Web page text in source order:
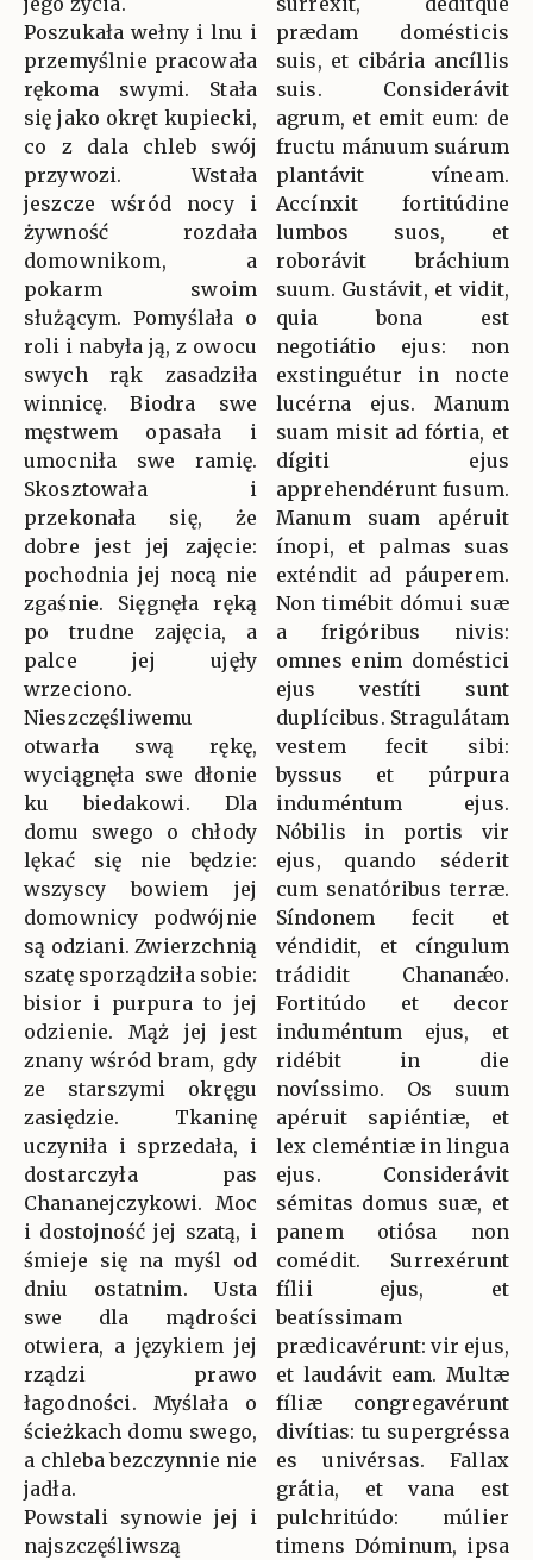
Poszukała wełny i lnu i
przemyślnie pracowała
rękoma swymi. Stała
się jako okręt kupiecki,
co z dala chleb swój
przywozi. Wstała
jeszcze wśród nocy i
żywność rozdała
domownikom, a
pokarm swoim
służącym. Pomyślała o
roli i nabyła ją, z owocu
swych rąk zasadziła
winnicę. Biodra swe
męstwem opasała i
umocniła swe ramię.
Skosztowała i
przekonała się, że
dobre jest jej zajęcie:
pochodnia jej nocą nie
zgaśnie. Sięgnęła ręką
po trudne zajęcia, a
palce jej ujęły
wrzeciono.
Nieszczęśliwemu
otwarła swą rękę,
wyciągnęła swe dłonie
ku biedakowi. Dla
domu swego o chłody
lękać się nie będzie:
wszyscy bowiem jej
domownicy podwójnie
są odziani. Zwierzchnią
szatę sporządziła sobie:
bisior i purpura to jej
odzienie. Mąż jej jest
znany wśród bram, gdy
ze starszymi okręgu
zasiędzie. Tkaninę
uczyniła i sprzedała, i
dostarczyła pas
Chananejczykowi. Moc
i dostojność jej szatą, i
śmieje się na myśl od
dniu ostatnim. Usta
swe dla mądrości
otwiera, a językiem jej
rządzi prawo
łagodności. Myślała o
ścieżkach domu swego,
a chleba bezczynnie nie
jadła.
Powstali synowie jej i
najszczęśliwszą
prædam domésticis
suis, et cibária ancíllis
suis. Considerávit
agrum, et emit eum: de
fructu mánuum suárum
plantávit víneam.
Accínxit fortitúdine
lumbos suos, et
roborávit bráchium
suum. Gustávit, et vidit,
quia bona est
negotiátio ejus: non
exstinguétur in nocte
lucérna ejus. Manum
suam misit ad fórtia, et
dígiti ejus
apprehendérunt fusum.
Manum suam apéruit
ínopi, et palmas suas
exténdit ad páuperem.
Non timébit dómui suæ
a frigóribus nivis:
omnes enim doméstici
ejus vestíti sunt
duplícibus. Stragulátam
vestem fecit sibi:
byssus et púrpura
induméntum ejus.
Nóbilis in portis vir
ejus, quando séderit
cum senatóribus terræ.
Síndonem fecit et
véndidit, et cíngulum
trádidit Chananǽo.
Fortitúdo et decor
induméntum ejus, et
ridébit in die
novíssimo. Os suum
apéruit sapiéntiæ, et
lex cleméntiæ in lingua
ejus. Considerávit
sémitas domus suæ, et
panem otiósa non
comédit. Surrexérunt
fílii ejus, et
beatíssimam
prædicavérunt: vir ejus,
et laudávit eam. Multæ
fíliæ congregavérunt
divítias: tu supergréssa
es univérsas. Fallax
grátia, et vana est
pulchritúdo: múlier
timens Dóminum, ipsa